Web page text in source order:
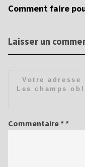
Comment faire
Laisser un
Votre adresse
Les champs
Commentaire*